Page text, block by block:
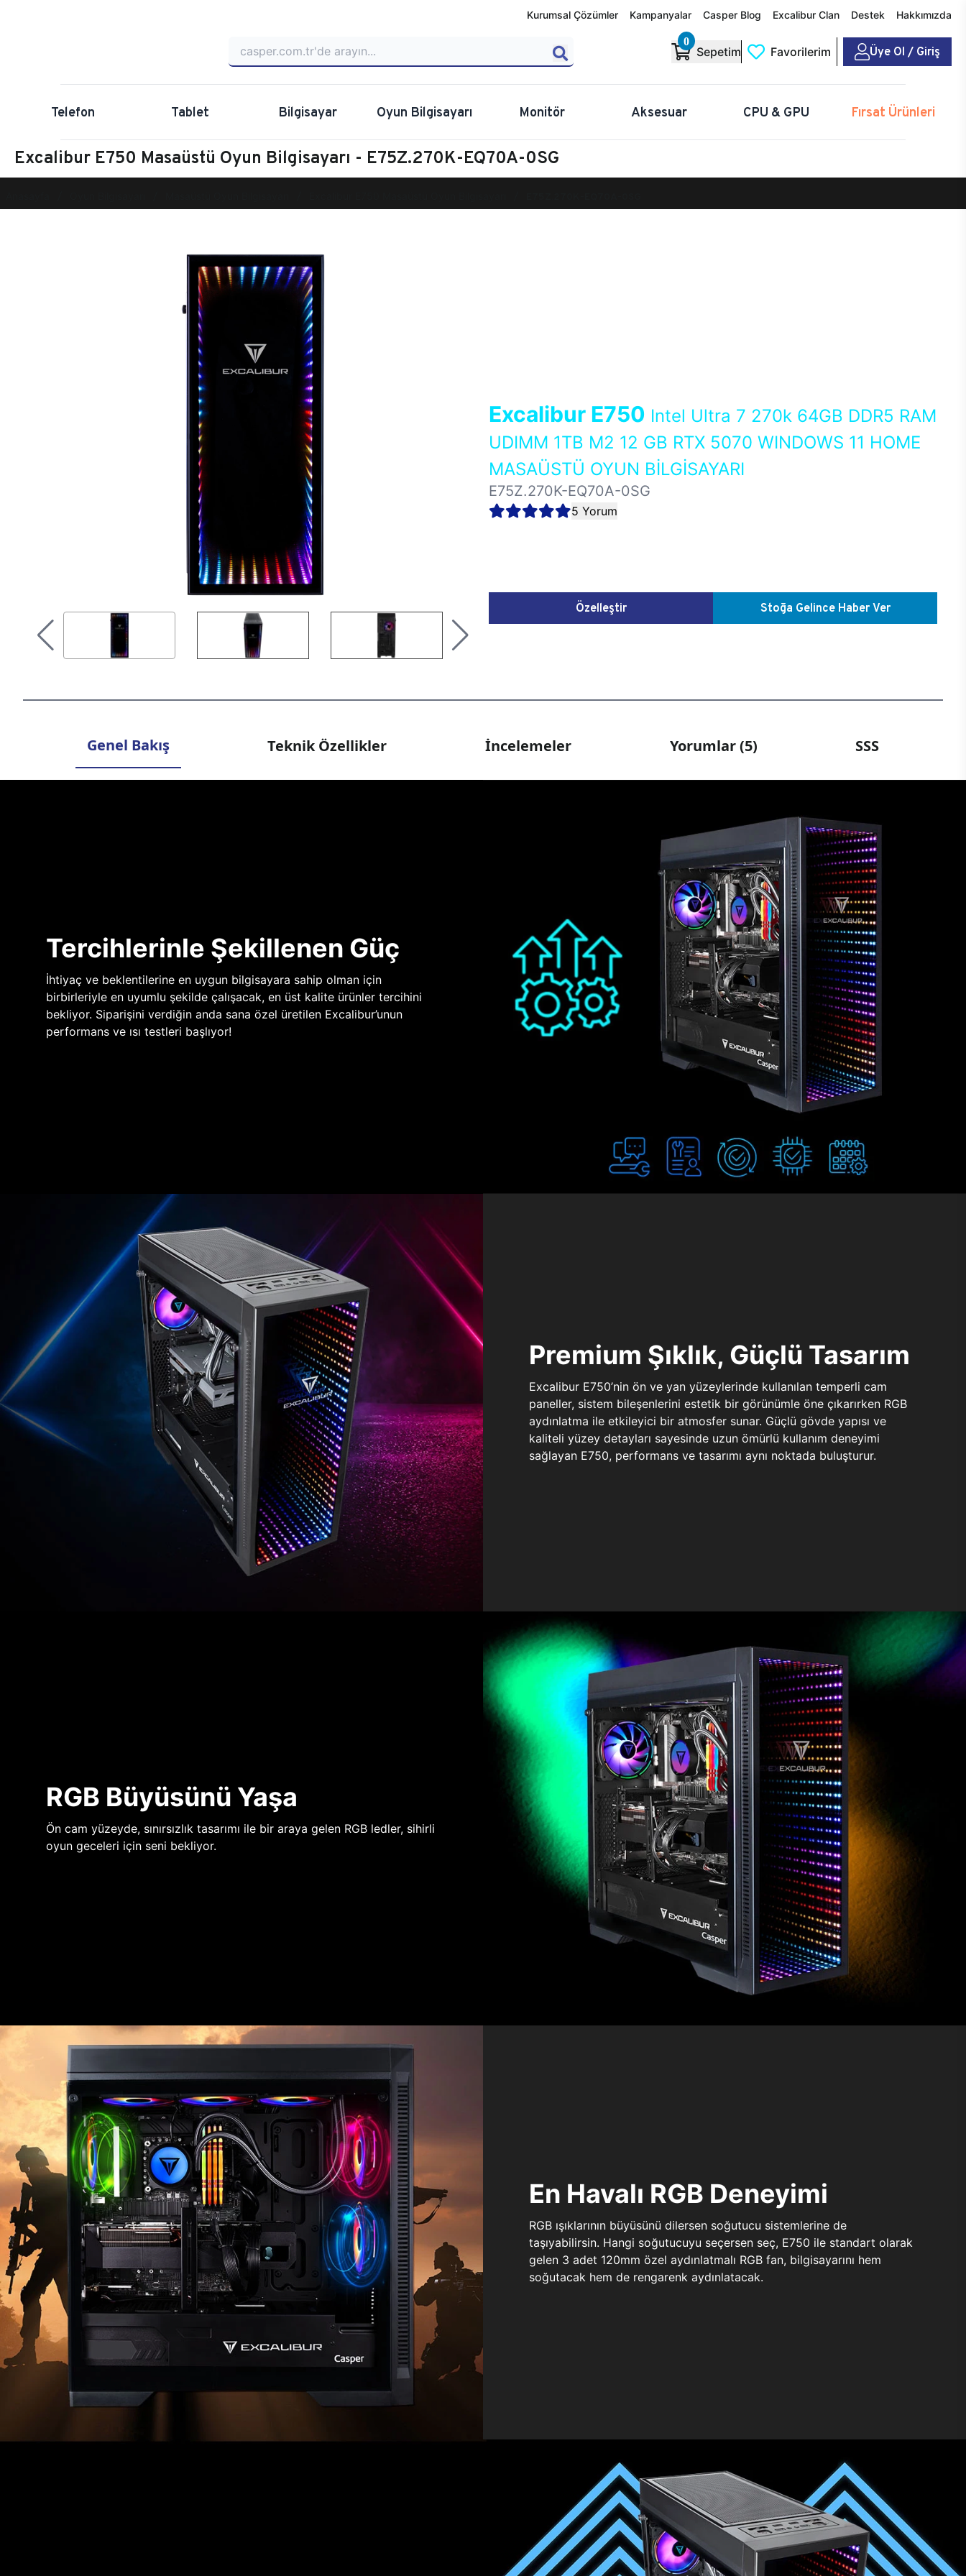
Kurumsal Çözümler Kampanyalar Casper Blog Excalibur Clan Destek Hakkımızda
0
Sepetim Favorilerim Üye Ol / Giriş
Telefon Tablet Bilgisayar Oyun Bilgisayarı Monitör Aksesuar CPU & GPU Fırsat Ürünleri
Excalibur E750 Masaüstü Oyun Bilgisayarı - E75Z.270K-EQ70A-0SG
Excalibur E750 Intel Ultra 7 270k 64GB DDR5 RAM
UDIMM 1TB M2 12 GB RTX 5070 WINDOWS 11 HOME
MASAÜSTÜ OYUN BİLGİSAYARI
E75Z.270K-EQ70A-0SG
5 Yorum
Özelleştir Stoğa Gelince Haber Ver
Genel Bakış Teknik Özellikler İncelemeler Yorumlar (5) SSS
Tercihlerinle Şekillenen Güç
İhtiyaç ve beklentilerine en uygun bilgisayara sahip olman için
birbirleriyle en uyumlu şekilde çalışacak, en üst kalite ürünler tercihini
bekliyor. Siparişini verdiğin anda sana özel üretilen Excalibur’unun
performans ve ısı testleri başlıyor!
Premium Şıklık, Güçlü Tasarım
Excalibur E750’nin ön ve yan yüzeylerinde kullanılan temperli cam
paneller, sistem bileşenlerini estetik bir görünümle öne çıkarırken RGB
aydınlatma ile etkileyici bir atmosfer sunar. Güçlü gövde yapısı ve
kaliteli yüzey detayları sayesinde uzun ömürlü kullanım deneyimi
sağlayan E750, performans ve tasarımı aynı noktada buluşturur.
RGB Büyüsünü Yaşa
Ön cam yüzeyde, sınırsızlık tasarımı ile bir araya gelen RGB ledler, sihirli
oyun geceleri için seni bekliyor.
En Havalı RGB Deneyimi
RGB ışıklarının büyüsünü dilersen soğutucu sistemlerine de
taşıyabilirsin. Hangi soğutucuyu seçersen seç, E750 ile standart olarak
gelen 3 adet 120mm özel aydınlatmalı RGB fan, bilgisayarını hem
soğutacak hem de rengarenk aydınlatacak.